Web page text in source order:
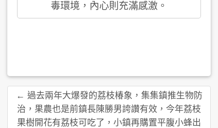
毒環境，內心則充滿感激。
← 過去兩年大爆發的荔枝椿象，集集鎮推生物防
治，果農也是前鎮長陳勝男誇讚有效，今年荔枝
果樹開花有荔枝可吃了，小鎮再購置平腹小蜂出